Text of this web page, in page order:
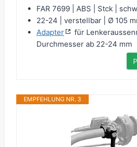
FAR 7699 | ABS | Stck |
22-24 | verstellbar | Ø 105
Adapter
für
Durchmesser ab 22-24 mm
EMPFEHLUNG NR. 3